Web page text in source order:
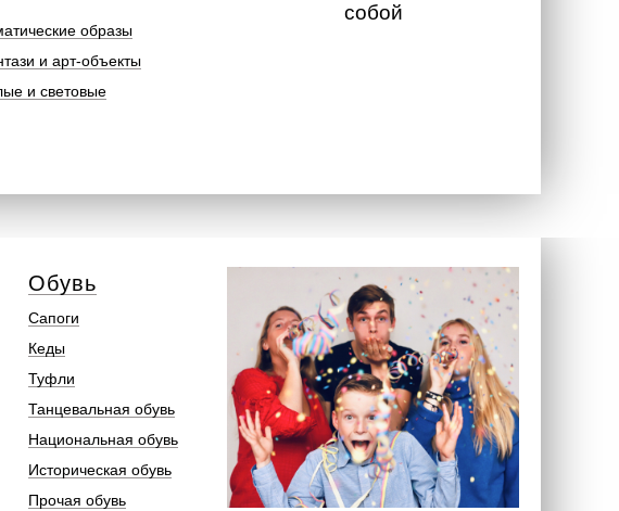
образы
и арт-объекты
и световые
собой
Обувь
Сапоги
Кеды
Туфли
Танцевальная обувь
Национальная обувь
Историческая обувь
Прочая обувь